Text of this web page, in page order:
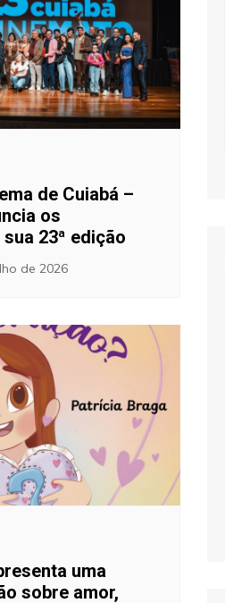
de Cuiabá –
os
23ª edição
de 2026
uma
sobre amor,